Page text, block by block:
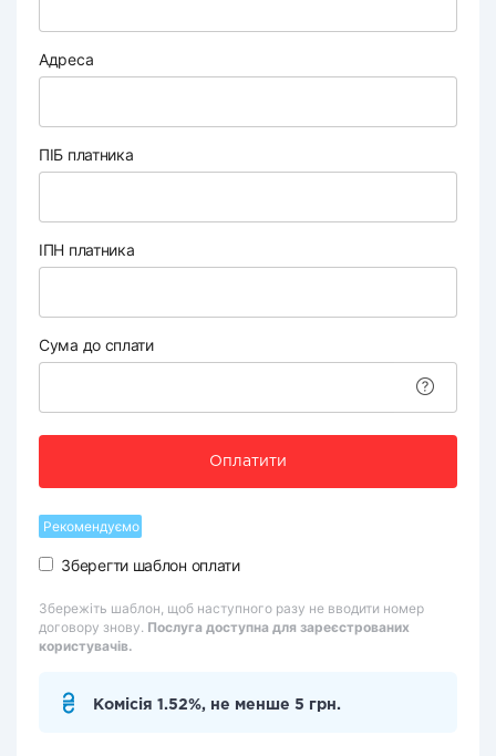
Адреса
ПІБ платника
ІПН платника
Сума до сплати
Оплатити
Рекомендуємо
Зберегти шаблон оплати
Збережіть шаблон, щоб наступного разу не вводити номер
договору знову. Послуга доступна для зареєстрованих
користувачів.
Комісія 1.52%, не менше 5 грн.